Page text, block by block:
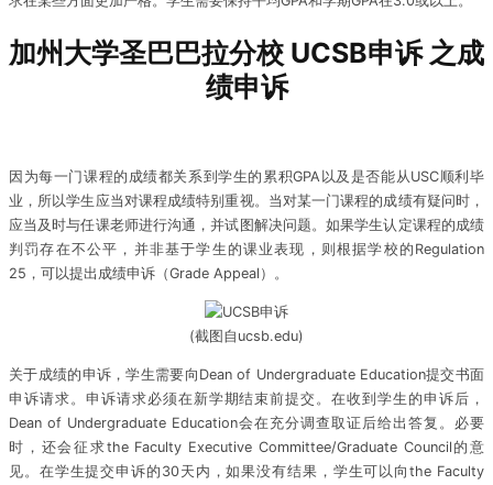
加州大学圣巴巴拉分校 UCSB申诉 之成
绩申诉
因为每一门课程的成绩都关系到学生的累积GPA以及是否能从USC顺利毕
业，所以学生应当对课程成绩特别重视。当对某一门课程的成绩有疑问时，
应当及时与任课老师进行沟通，并试图解决问题。如果学生认定课程的成绩
判罚存在不公平，并非基于学生的课业表现，则根据学校的Regulation
25，可以提出成绩申诉（Grade Appeal）。
(截图自ucsb.edu)
关于成绩的申诉，学生需要向Dean of Undergraduate Education提交书面
申诉请求。申诉请求必须在新学期结束前提交。在收到学生的申诉后，
Dean of Undergraduate Education会在充分调查取证后给出答复。必要
时，还会征求the Faculty Executive Committee/Graduate Council的意
见。在学生提交申诉的30天内，如果没有结果，学生可以向the Faculty